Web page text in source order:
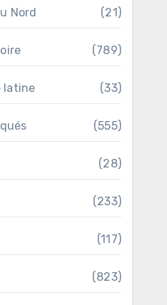
Nord (21)
(789)
latine (33)
(555)
(28)
(233)
(117)
(823)